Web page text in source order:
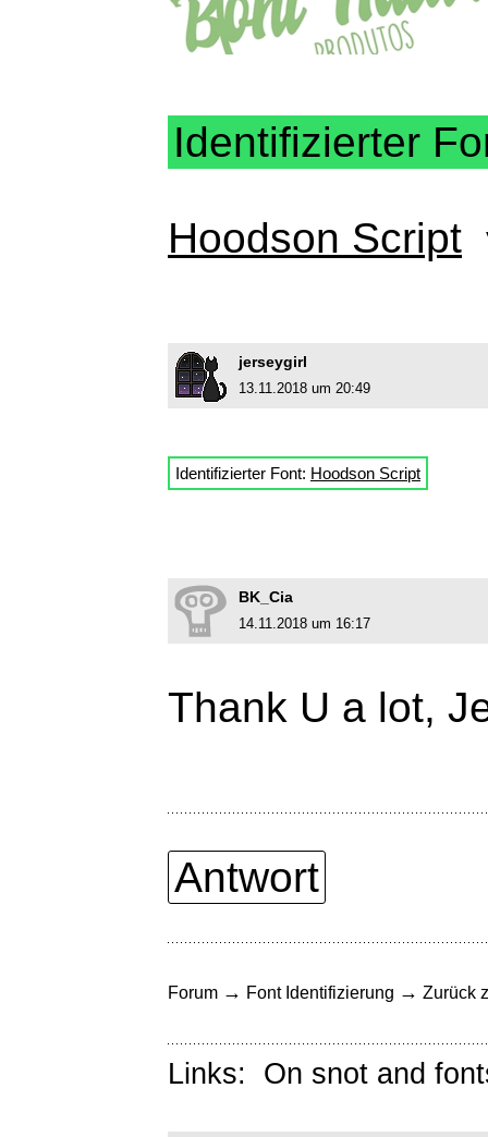
Identifizierter
Hoodson Script
jerseygirl
13.11.2018 um 20:49
Identifizierter Font: Hoodson Script
BK_Cia
14.11.2018 um 16:17
Thank U a lot,
Antwort
Forum → Font Identifizierung → Zurück
Links: On snot and